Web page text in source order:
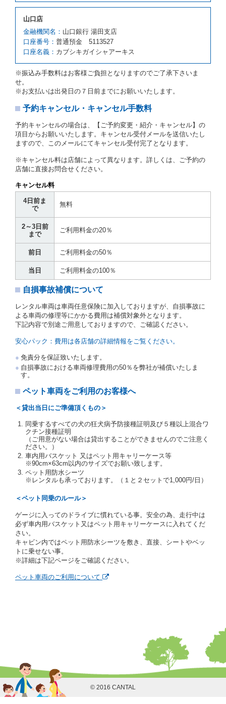
第５項の予約の取消しとして取り扱い、当社は受領済
の予約申込金を返還するものとします。
第６条（免責）
当社及び借受人は、予約が取り消され、又は貸渡契約
が締結されなかったことについて、第４条及び第５条
に定める場合を除き、相互に何らの請求をしないもの
とします。
第３章／貸 渡 し
第７条（貸渡契約の締結）
借受人は第２条第１項に定める借受条件を明示し、当
社はこの約款、料金表等により貸渡条件を明示して、
貸渡契約を締結するものとします。ただし、貸し渡す
ことができるレンタカーがない場合又は借受人若しく
は運転者が第８条第１項若しくは第２項各号のいずれ
かに該当する場合を除きます。
１項に定める貸渡料金を支払うものとします。
運転者は、貸渡契約の締結にあたり、約款及び細則で
運転者の義務と定められた事項を遵守するものとしま
す。
当社は、監督官庁の基本通達（注１）に基づき、貸渡
簿(貸渡原票)及び第１３条第１項に規定する貸渡証に
運転者の氏名、住所、運転免許の種類及び運転免許証
（注２）の番号を記載し、又は運転者の運転免許証の
写しを添付するため、貸渡契約の締結にあたり、借受
人に対し、借受人の指定する運転者（以下「運転者」
といいます。）の運転免許証の提示を求めるほか、そ
の写しの提出を求めることがあります。この場合、借
を提示し、借受人と運転者が異なるときはその運転者
の運転免許証を提示するものとします。
注１）監督官庁の基本通達とは、国土交通省自動車
旅第138号 平成7年6月13日）の２．(10)及び(11)の
ことをいいます。
注２）運転免許証とは、道路交通法第９２条に規定
される運転免許証のうち、道路交通法施行規則第１
す。
に対し、運転免許証のほかに本人確認ができる書類の
あります。
当社は、貸渡契約の締結にあたり、借受期間中に借受
人及び運転者と連絡するための携帯電話番号等の告知
を求めます。
当社は、貸渡契約の締結にあたり、借受人に対し、ク
レジットカード若しくは現金による支払いを求め、又
はその他の支払方法を指定することがあります。
借受人は契約後の借受期間の延長はできないものとし
当社は、借受人又は運転者が前3項に従わない場合
は、貸渡契約の締結を拒絶するとともに、予約を取消
申込金等の扱いについては、第4条第5項を適用するも
のとします。
第８条（貸渡契約の締結の拒絶）
借受人（運転者）が次の各号のいずれかに該当すると
の運転免許証の写しの提出に同意しないとき。 ②
酒気を帯びていると認められるとき。
③ 麻薬、覚せい剤、シンナー、危険ドラッグ等によ
る中毒症状等を呈していると認められるとき。
④ チャイルドシートがないにもかかわらず６才未満
の幼児を同乗させるとき。
⑤ 指定暴力団若しくは指定暴力団関係団体の構成員
若しくは関係者又はその他の反社会的組織に属して
山口店
金融機関名： 山口銀行 湯田支店
口座番号： 普通預金 5113527
口座名義： カブシキガイシャアーキス
※振込み手数料はお客様ご負担となりますのでご了承下さいま
せ。
※お支払いは出発日の７日前までにお願いいたします。
予約キャンセル・キャンセル手数料
予約キャンセルの場合は、【ご予約変更・紹介・キャンセル】の
項目からお願いいたします。キャンセル受付メールを送信いたし
ますので、このメールにてキャンセル受付完了となります。
※キャンセル料は店舗によって異なります。詳しくは、ご予約の
店舗に直接お問合せください。
キャンセル料
4日前ま
で
無料
2～3日前
まで
ご利用料金の20％
前日 ご利用料金の50％
当日 ご利用料金の100％
自損事故補償について
レンタル車両は車両任意保険に加入しておりますが、自損事故に
よる車両の修理等にかかる費用は補償対象外となります。
下記内容で別途ご用意しておりますので、ご確認ください。
安心パック：費用は各店舗の詳細情報をご覧ください。
免責分を保証致いたします。
自損事故における車両修理費用の50％を弊社が補償いたしま
す。
ペット車両をご利用のお客様へ
＜貸出当日にご準備頂くもの＞
同乗するすべての犬の狂犬病予防接種証明及び５種以上混合ワ
クチン接種証明
（ご用意がない場合は貸出することができませんのでご注意く
ださい。）
車内用バスケット 又はペット用キャリーケース等
※90cm×63cm以内のサイズでお願い致します。
ペット用防水シーツ
※レンタルも承っております。（１と２セットで1,000円/日）
＜ペット同乗のルール＞
ゲージに入ってのドライブに慣れている事。安全の為、走行中は
必ず車内用バスケット又はペット用キャリーケースに入れてくだ
さい。
キャビン内ではペット用防水シーツを敷き、直接、シートやベッ
トに乗せない事。
※詳細は下記ページをご確認ください。
ペット車両のご利用について
© 2016 CANTAL